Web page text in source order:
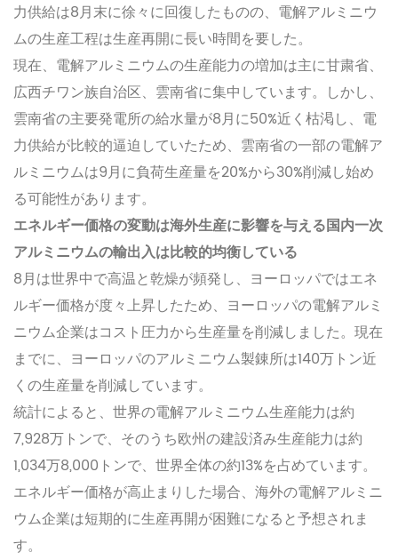
力供給は8月末に徐々に回復したものの、電解アルミニウ
ムの生産工程は生産再開に長い時間を要した。
現在、電解アルミニウムの生産能力の増加は主に甘粛省、
広西チワン族自治区、雲南省に集中しています。しかし、
雲南省の主要発電所の給水量が8月に50%近く枯渇し、電
力供給が比較的逼迫していたため、雲南省の一部の電解ア
ルミニウムは9月に負荷生産量を20%から30%削減し始め
る可能性があります。
エネルギー価格の変動は海外生産に影響を与える国内一次
アルミニウムの輸出入は比較的均衡している
8月は世界中で高温と乾燥が頻発し、ヨーロッパではエネ
ルギー価格が度々上昇したため、ヨーロッパの電解アルミ
ニウム企業はコスト圧力から生産量を削減しました。現在
までに、ヨーロッパのアルミニウム製錬所は140万トン近
くの生産量を削減しています。
統計によると、世界の電解アルミニウム生産能力は約
7,928万トンで、そのうち欧州の建設済み生産能力は約
1,034万8,000トンで、世界全体の約13%を占めています。
エネルギー価格が高止まりした場合、海外の電解アルミニ
ウム企業は短期的に生産再開が困難になると予想されま
す。